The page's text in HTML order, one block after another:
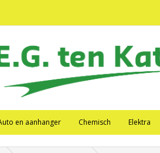
en aanhanger Chemisch Elektra